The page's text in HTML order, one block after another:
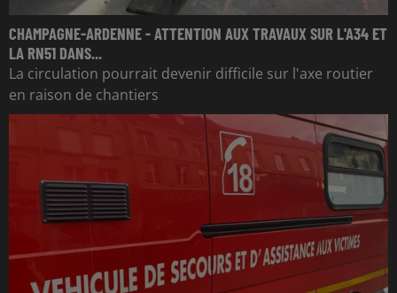
CHAMPAGNE-ARDENNE - ATTENTION AUX TRAVAUX SUR L'A34 ET
LA RN51 DANS...
La circulation pourrait devenir difficile sur l'axe routier
en raison de chantiers